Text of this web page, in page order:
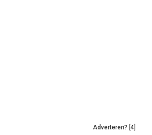
Adverteren? [4]